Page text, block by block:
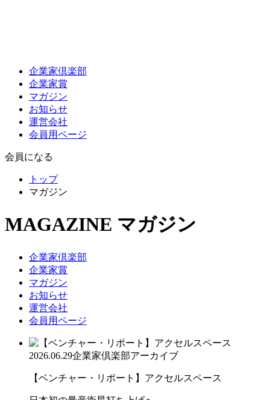
企業家倶楽部
企業家賞
マガジン
お知らせ
運営会社
会員用ページ
会員になる
トップ
マガジン
MAGAZINE マガジン
企業家倶楽部
企業家賞
マガジン
お知らせ
運営会社
会員用ページ
2026.06.29企業家倶楽部アーカイブ
【ベンチャー・リポート】アクセルスペース